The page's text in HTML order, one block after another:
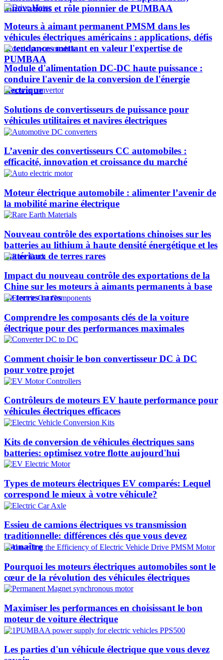
innovations et rôle pionnier de PUMBAA​
Moteurs à aimant permanent PMSM dans les
véhicules électriques américains : applications, défis
et tendances mettant en valeur l'expertise de
PUMBAA​
Module d'alimentation DC-DC haute puissance :
conduire l'avenir de la conversion de l'énergie
électrique
Solutions de convertisseurs de puissance pour
véhicules utilitaires et navires électriques
L’avenir des convertisseurs CC automobiles :
efficacité, innovation et croissance du marché
Moteur électrique automobile : alimenter l’avenir de
la mobilité marine électrique
Nouveau contrôle des exportations chinoises sur les
batteries au lithium à haute densité énergétique et les
matériaux de terres rares
Impact du nouveau contrôle des exportations de la
Chine sur les moteurs à aimants permanents à base
de terres rares
Comprendre les composants clés de la voiture
électrique pour des performances maximales
Comment choisir le bon convertisseur DC à DC
pour votre projet
Contrôleurs de moteurs EV haute performance pour
véhicules électriques efficaces
Kits de conversion de véhicules électriques sans
batteries: optimisez votre flotte aujourd'hui
Types de moteurs électriques EV comparés: Lequel
correspond le mieux à votre véhicule?
Essieu de camions électriques vs transmission
traditionnelle: différences clés que vous devez
connaître
Pourquoi les moteurs électriques automobiles sont le
cœur de la révolution des véhicules électriques
Maximiser les performances en choisissant le bon
moteur de voiture électrique
Les parties d'un véhicule électrique que vous devez